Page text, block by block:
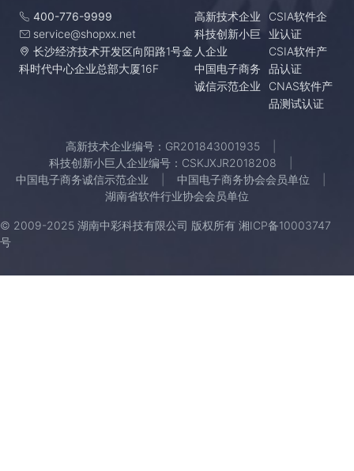
400-776-9999
service@shopxx.net
长沙经济技术开发区向阳路1号金
科时代中心企业总部大厦16F
高新技术企业
科技创新小巨
人企业
中国电子商务
诚信示范企业
CSIA软件企
业认证
CSIA软件产
品认证
CNAS软件产
品测试认证
高新技术企业编号：GR201843001935
科技创新小巨人企业编号：CSKJXJR2018208
中国电子商务诚信示范企业
中国电子商务协会会员单位
湖南省软件行业协会会员单位
© 2009-2025 湖南中彩科技有限公司 版权所有 湘ICP备10003747
号